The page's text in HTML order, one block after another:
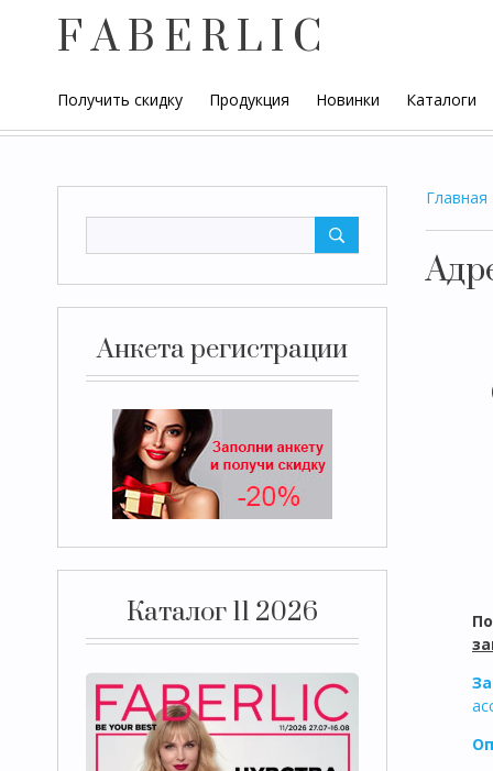
F A B E R L I C
Получить скидку Продукция Новинки Каталоги
Анкета регистрации
Каталог 11 2026
Главная